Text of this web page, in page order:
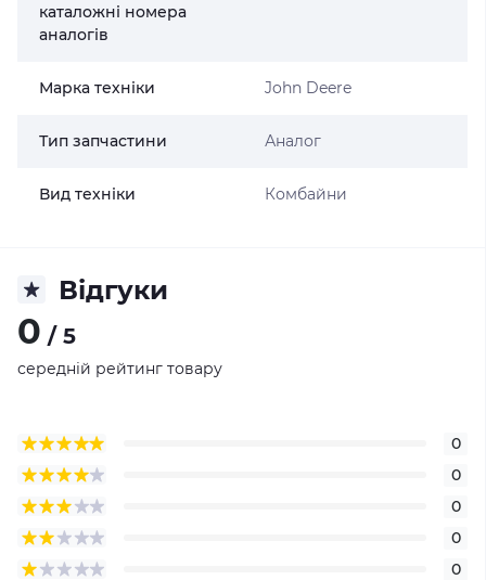
каталожні номера
аналогів
Марка техніки John Deere
Тип запчастини Аналог
Вид техніки Комбайни
Відгуки
0 / 5
середній рейтинг товару
0
0
0
0
0